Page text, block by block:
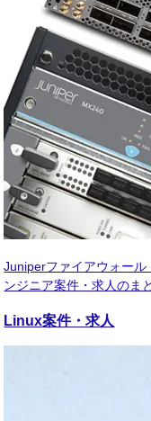
Juniperファイアウォー
ンジニア案件・求人のま
Linux案件・求人